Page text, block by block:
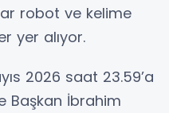
robot ve kelime
yer alıyor.
2026 saat 23.59’a
Başkan İbrahim